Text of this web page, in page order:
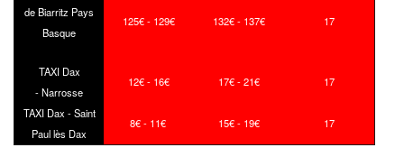
de Biarritz Pays
Basque
125€ - 129€ 132€ - 137€ 17
TAXI Dax
- Narrosse
12€ - 16€ 17€ - 21€ 17
TAXI Dax - Saint
Paul lès Dax
8€ - 11€ 15€ - 19€ 17